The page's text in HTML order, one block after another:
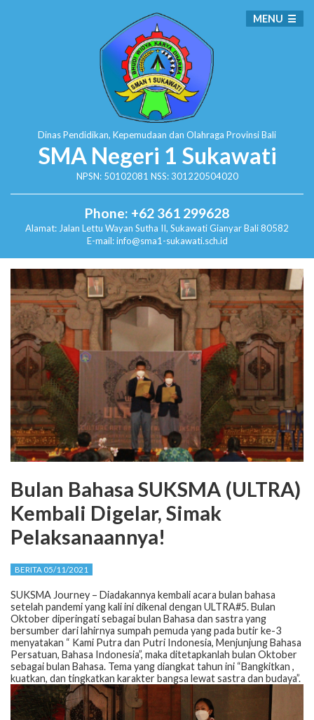
Dinas Pendidikan, Kepemudaan dan Olahraga Provinsi Bali
SMA Negeri 1 Sukawati
NPSN: 50102081 NSS: 301220504020
Phone: +62 361 299628
Alamat: Jalan Lettu Wayan Sutha II, SukawatiGianyar Bali 80582
E-mail: info@sma1-sukawati.sch.id
MENU
Bulan Bahasa SUKSMA (ULTRA)
Kembali Digelar, Simak
Pelaksanaannya!
BERITA 05/11/2021
SUKSMA Journey – Diadakannya kembali acara bulan bahasa
setelah pandemi yang kali ini dikenal dengan ULTRA#5. Bulan
Oktober diperingati sebagai bulan Bahasa dan sastra yang
bersumber dari lahirnya sumpah pemuda yang pada butir ke-3
menyatakan “ Kami Putra dan Putri Indonesia, Menjunjung Bahasa
Persatuan, Bahasa Indonesia”, maka ditetapkanlah bulan Oktober
sebagai bulan Bahasa. Tema yang diangkat tahun ini “Bangkitkan ,
kuatkan, dan tingkatkan karakter bangsa lewat sastra dan budaya”.